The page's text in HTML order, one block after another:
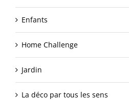
Enfants
Home Challenge
Jardin
La déco par tous les sens